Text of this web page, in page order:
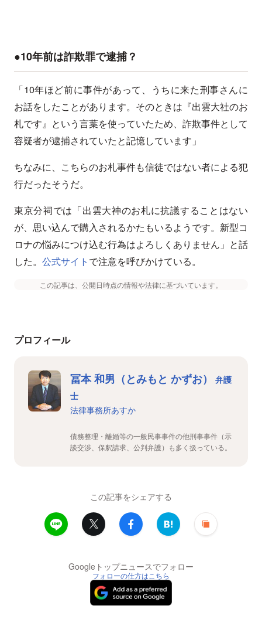
●10年前は詐欺罪で逮捕？
「10年ほど前に事件があって、うちに来た刑事さんに
お話をしたことがあります。そのときは『出雲大社のお
札です』という言葉を使っていたため、詐欺事件として
容疑者が逮捕されていたと記憶しています」
ちなみに、こちらのお札事件も信徒ではない者による犯
行だったそうだ。
東京分祠では「出雲大神のお札に抗議することはない
が、思い込んで購入されるかたもいるようです。新型コ
ロナの悩みにつけ込む行為はよろしくありません」と話
した。 公式サイト で注意を呼びかけている。
この記事は、公開日時点の情報や法律に基づいています。
プロフィール
冨本 和男（とみもと かずお）
弁護
士
法律事務所あすか
債務整理・離婚等の一般民事事件の他刑事事件（示
談交渉、保釈請求、公判弁護）も多く扱っている。
この記事をシェアする
Googleトップニュースでフォロー
フォローの仕方はこちら